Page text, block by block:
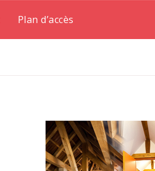
Plan d’accès